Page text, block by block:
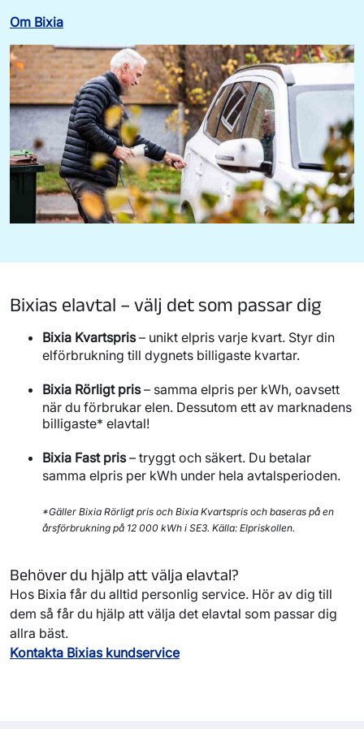
Om Bixia
Bixias elavtal – välj det som passar dig
Bixia Kvartspris– unikt elpris varje kvart. Styr din
elförbrukning till dygnets billigaste kvartar.
Bixia Rörligt pris– samma elpris per kWh, oavsett
när du förbrukar elen. Dessutom ett av marknadens
billigaste* elavtal!
Bixia Fast pris– tryggt och säkert. Du betalar
samma elpris per kWh under hela avtalsperioden.
*Gäller Bixia Rörligt pris och Bixia Kvartspris och baseras på en
årsförbrukning på 12 000 kWh i SE3. Källa: Elpriskollen.
Behöver du hjälp att välja elavtal?
Hos Bixia får du alltid personlig service. Hör av dig till
dem så får du hjälp att välja det elavtal som passar dig
allra bäst.
Kontakta Bixias kundservice